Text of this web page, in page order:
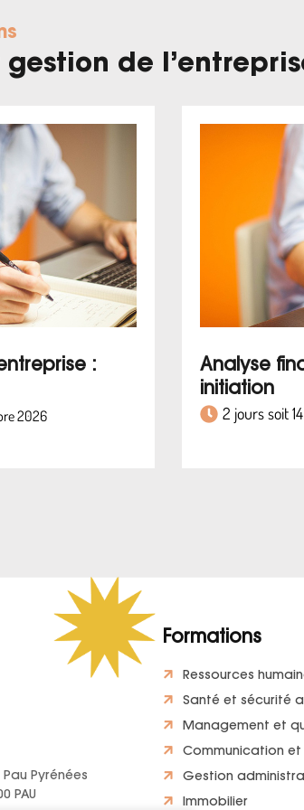
de
:
2026
Analyse
initiation
2 jours soit
Pyrénées
PAU
Formations
Ressources
Santé et sécurité
Management et
Communication et
Gestion
Immobilier